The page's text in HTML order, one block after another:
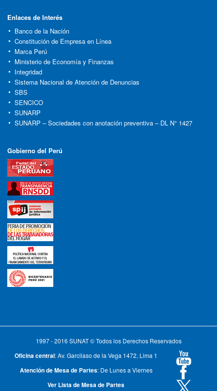
Enlaces de Interés
Banco de la Nación
Constitución de Empresa en Línea
Marca Perú
Ministerio de Economía y Finanzas
Integridad
Sistema Nacional de Atención de Denuncias
SBS
SENCICO
SUNARP
SUNARP – Sociedades con anotación preventiva – DL N° 1427
Gobierno del Perú
1997 - 2016 SUNAT © Todos los Derechos Reservados
Oficina central: Av. Garcilaso de la Vega 1472, Lima 1
Atención de Mesa de Partes: De Lunes a Viernes
Ver Lista de Mesa de Partes